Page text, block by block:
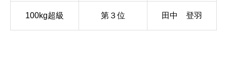
100kg超級 第３位 田中 登羽